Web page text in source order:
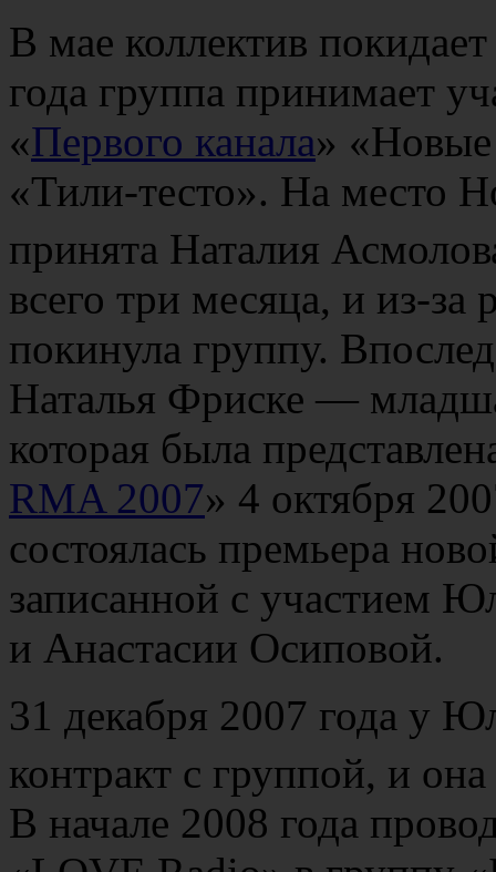
В мае коллектив
года группа принимает
«Первого канала» «Новые
«Тили-тесто». На место
принята Наталия
всего три месяца, и из-за
покинула группу.
Наталья Фриске —
которая была
RMA 2007» 4 октября
состоялась премьера
записанной с участием
и Анастасии Осиповой.
31 декабря 2007 года у
контракт с группой, и
В начале 2008 года